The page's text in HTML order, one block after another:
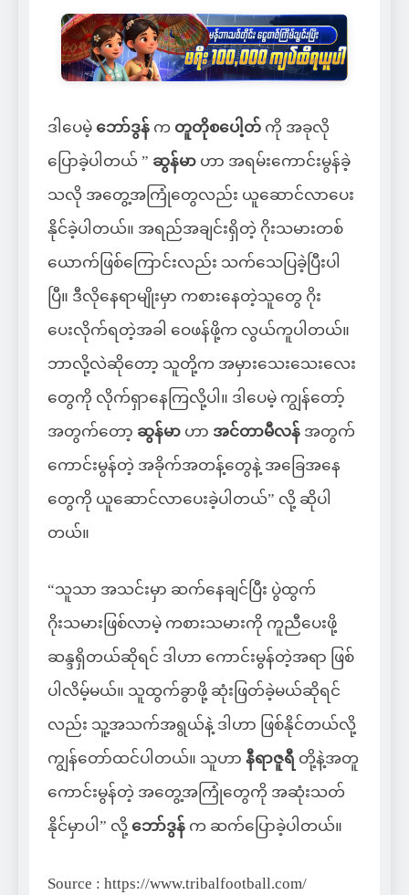
ဒါပေမဲ့ ဘော်ဒွန် က တူတိုစပေါ့တ် ကို အခုလို
ပြောခဲ့ပါတယ် ” ဆွန်မာ ဟာ အရမ်းကောင်းမွန်ခဲ့
သလို အတွေ့အကြုံတွေလည်း ယူဆောင်လာပေး
နိုင်ခဲ့ပါတယ်။ အရည်အချင်းရှိတဲ့ ဂိုးသမားတစ်
ယောက်ဖြစ်ကြောင်းလည်း သက်သေပြခဲ့ပြီးပါ
ပြီ။ ဒီလိုနေရာမျိုးမှာ ကစားနေတဲ့သူတွေ ဂိုး
ပေးလိုက်ရတဲ့အခါ ဝေဖန်ဖို့က လွယ်ကူပါတယ်။
ဘာလို့လဲဆိုတော့ သူတို့က အမှားသေးသေးလေး
တွေကို လိုက်ရှာနေကြလို့ပါ။ ဒါပေမဲ့ ကျွန်တော့်
အတွက်တော့ ဆွန်မာ ဟာ အင်တာမီလန် အတွက်
ကောင်းမွန်တဲ့ အခိုက်အတန့်တွေနဲ့ အခြေအနေ
တွေကို ယူဆောင်လာပေးခဲ့ပါတယ်” လို့ ဆိုပါ
တယ်။
“သူသာ အသင်းမှာ ဆက်နေချင်ပြီး ပွဲထွက်
ဂိုးသမားဖြစ်လာမဲ့ ကစားသမားကို ကူညီပေးဖို့
ဆန္ဒရှိတယ်ဆိုရင် ဒါဟာ ကောင်းမွန်တဲ့အရာ ဖြစ်
ပါလိမ့်မယ်။ သူထွက်ခွာဖို့ ဆုံးဖြတ်ခဲ့မယ်ဆိုရင်
လည်း သူ့အသက်အရွယ်နဲ့ ဒါဟာ ဖြစ်နိုင်တယ်လို့
ကျွန်တော်ထင်ပါတယ်။ သူဟာ နီရာဇူရီ တို့နဲ့အတူ
ကောင်းမွန်တဲ့ အတွေ့အကြုံတွေကို အဆုံးသတ်
နိုင်မှာပါ” လို့ ဘော်ဒွန် က ဆက်ပြောခဲ့ပါတယ်။
Source : https://www.tribalfootball.com/